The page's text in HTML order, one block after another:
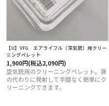
【U】VFG エアライフル（空気銃）用クリー
ニングペレット
1,900円(税込2,090円)
空気銃用のクリーニングペレット。弾
の代わりに発射して手間なく簡単にク
リーニングできます。